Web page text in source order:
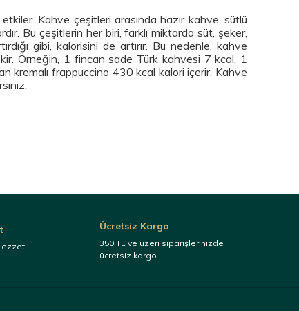
Kahve çeşitleri arasında hazır kahve, sütlü
Bu çeşitlerin her biri, farklı miktarda süt, şeker,
gibi, kalorisini de artırır. Bu nedenle, kahve
Örneğin, 1 fincan sade Türk kahvesi 7 kcal, 1
kremalı frappuccino 430 kcal kalori içerir. Kahve
Ücretsiz Kargo
350 TL ve üzeri siparişlerinizde
ücretsiz kargo